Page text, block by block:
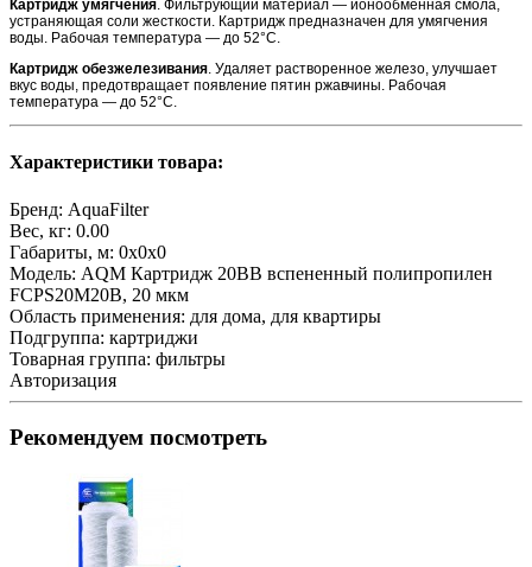
Картридж умягчения. Фильтрующий материал — ионообменная смола,
устраняющая соли жесткости. Картридж предназначен для умягчения
воды. Рабочая температура — до 52°С.
Картридж обезжелезивания. Удаляет растворенное железо, улучшает
вкус воды, предотвращает появление пятин ржавчины. Рабочая
температура — до 52°С.
Характеристики товара:
Бренд: AquaFilter
Вес, кг: 0.00
Габариты, м: 0x0x0
Модель: AQM Картридж 20ВВ вспененный полипропилен
FCPS20M20B, 20 мкм
Область применения: для дома, для квартиры
Подгруппа: картриджи
Товарная группа: фильтры
Авторизация
Рекомендуем посмотреть